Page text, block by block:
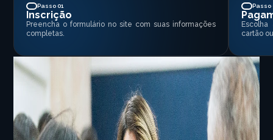
Passo 01
Inscrição
Preencha o formulário no site com suas informações
completas.
Passo
cartão